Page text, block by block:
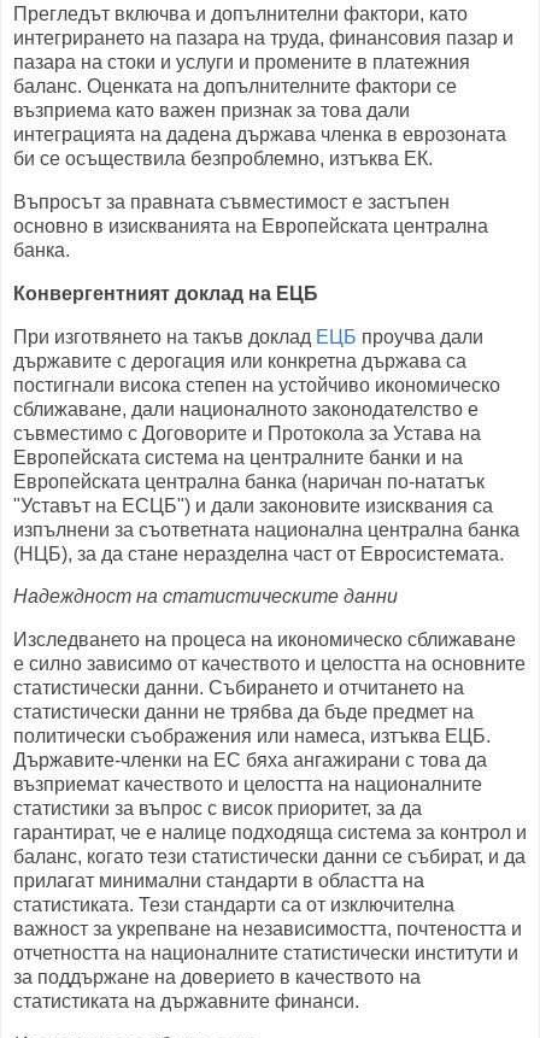
Прегледът включва и допълнителни фактори, като
интегрирането на пазара на труда, финансовия пазар и
пазара на стоки и услуги и промените в платежния
баланс. Оценката на допълнителните фактори се
възприема като важен признак за това дали
интеграцията на дадена държава членка в еврозоната
би се осъществила безпроблемно, изтъква ЕК.
Въпросът за правната съвместимост е застъпен
основно в изискванията на Европейската централна
банка.
Конвергентният доклад на ЕЦБ
При изготвянето на такъв доклад ЕЦБ проучва дали
държавите с дерогация или конкретна държава са
постигнали висока степен на устойчиво икономическо
сближаване, дали националното законодателство е
съвместимо с Договорите и Протокола за Устава на
Европейската система на централните банки и на
Европейската централна банка (наричан по-нататък
"Уставът на ЕСЦБ") и дали законовите изисквания са
изпълнени за съответната национална централна банка
(НЦБ), за да стане неразделна част от Евросистемата.
Надеждност на статистическите данни
Изследването на процеса на икономическо сближаване
е силно зависимо от качеството и целостта на основните
статистически данни. Събирането и отчитането на
статистически данни не трябва да бъде предмет на
политически съображения или намеса, изтъква ЕЦБ.
Държавите-членки на ЕС бяха ангажирани с това да
възприемат качеството и целостта на националните
статистики за въпрос с висок приоритет, за да
гарантират, че е налице подходяща система за контрол и
баланс, когато тези статистически данни се събират, и да
прилагат минимални стандарти в областта на
статистиката. Тези стандарти са от изключителна
важност за укрепване на независимостта, почтеността и
отчетността на националните статистически институти и
за поддържане на доверието в качеството на
статистиката на държавните финанси.